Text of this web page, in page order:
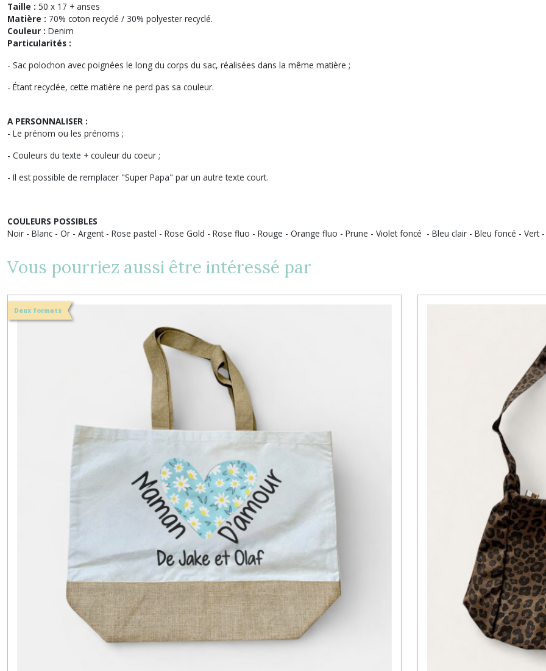
Taille : 50 x 17 + anses
Matière : 70% coton recyclé / 30% polyester recyclé.
Couleur : Denim
Particularités :
- Sac polochon avec poignées le long du corps du sac, réalisées dans la même matière ;
- Étant recyclée, cette matière ne perd pas sa couleur.
A PERSONNALISER :
- Le prénom ou les prénoms ;
- Couleurs du texte + couleur du coeur ;
- Il est possible de remplacer "Super Papa" par un autre texte court.
COULEURS POSSIBLES
Noir - Blanc - Or - Argent - Rose pastel - Rose Gold - Rose fluo - Rouge - Orange fluo - Prune - Violet foncé - Bleu clair - Bleu foncé - Vert -
Vous pourriez aussi être intéressé par
Deux formats